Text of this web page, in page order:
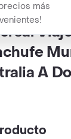
más
2
A